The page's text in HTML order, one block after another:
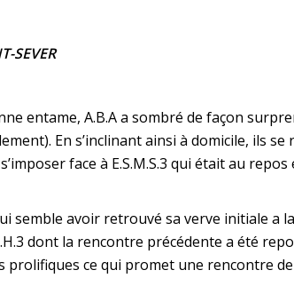
SEVER
entame, A.B.A a sombré de façon
En s’inclinant ainsi à domicile, ils
face à E.S.M.S.3 qui était au
semble avoir retrouvé sa verve initiale a
dont la rencontre précédente a été
prolifiques ce qui promet une rencontre